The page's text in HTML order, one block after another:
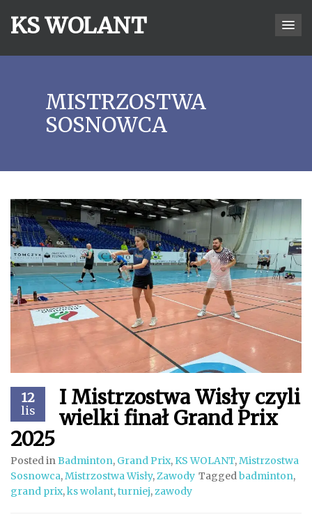
KS WOLANT
MISTRZOSTWA
SOSNOWCA
12
lis
I Mistrzostwa Wisły czyli
wielki finał Grand Prix
2025
Posted inBadminton, Grand Prix, KS WOLANT,Mistrzostwa
Sosnowca,Mistrzostwa Wisły,Zawody Taggedbadminton,
grand prix,ks wolant,turniej,zawody